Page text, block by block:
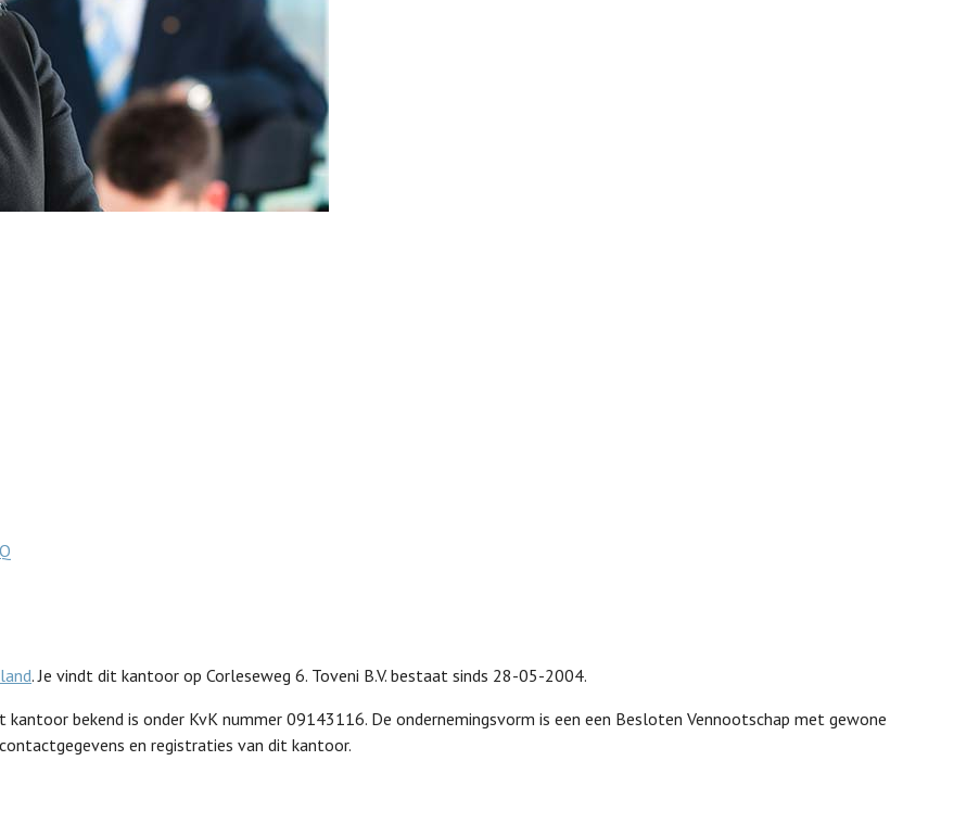
. Je vindt dit kantoor op Corleseweg 6. Toveni B.V. bestaat sinds 28-05-2004.
bekend is onder KvK nummer 09143116. De ondernemingsvorm is een een Besloten Vennootschap met gewone
en registraties van dit kantoor.